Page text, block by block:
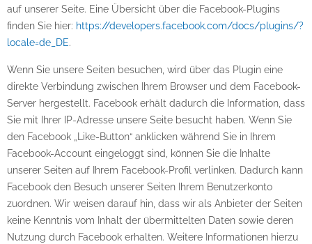
auf unserer Seite. Eine Übersicht über die Facebook-Plugins
finden Sie hier: https://developers.facebook.com/docs/plugins/?
locale=de_DE.
Wenn Sie unsere Seiten besuchen, wird über das Plugin eine
direkte Verbindung zwischen Ihrem Browser und dem Facebook-
Server hergestellt. Facebook erhält dadurch die Information, dass
Sie mit Ihrer IP-Adresse unsere Seite besucht haben. Wenn Sie
den Facebook „Like-Button“ anklicken während Sie in Ihrem
Facebook-Account eingeloggt sind, können Sie die Inhalte
unserer Seiten auf Ihrem Facebook-Profil verlinken. Dadurch kann
Facebook den Besuch unserer Seiten Ihrem Benutzerkonto
zuordnen. Wir weisen darauf hin, dass wir als Anbieter der Seiten
keine Kenntnis vom Inhalt der übermittelten Daten sowie deren
Nutzung durch Facebook erhalten. Weitere Informationen hierzu